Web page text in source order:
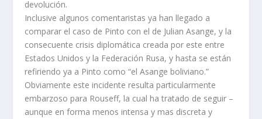
devolución.
Inclusive algunos comentaristas ya han llegado a
comparar el caso de Pinto con el de Julian Asange, y la
consecuente crisis diplomática creada por este entre
Estados Unidos y la Federación Rusa, y hasta se están
refiriendo ya a Pinto como “el Asange boliviano.”
Obviamente este incidente resulta particularmente
embarzoso para Rouseff, la cual ha tratado de seguir –
aunque en forma menos intensa y mas discreta y